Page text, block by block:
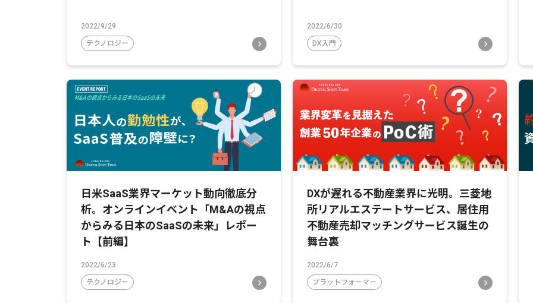
2022/9/29
テクノロジー
2022/6/30
DX入門
日米SaaS業界マーケット動向徹底分
析。オンラインイベント「M&Aの視点
からみる日本のSaaSの未来」レポー
ト【前編】
2022/6/23
テクノロジー
DXが遅れる不動産業界に光明。三菱地
所リアルエステートサービス、居住用
不動産売却マッチングサービス誕生の
舞台裏
2022/6/7
プラットフォーマー